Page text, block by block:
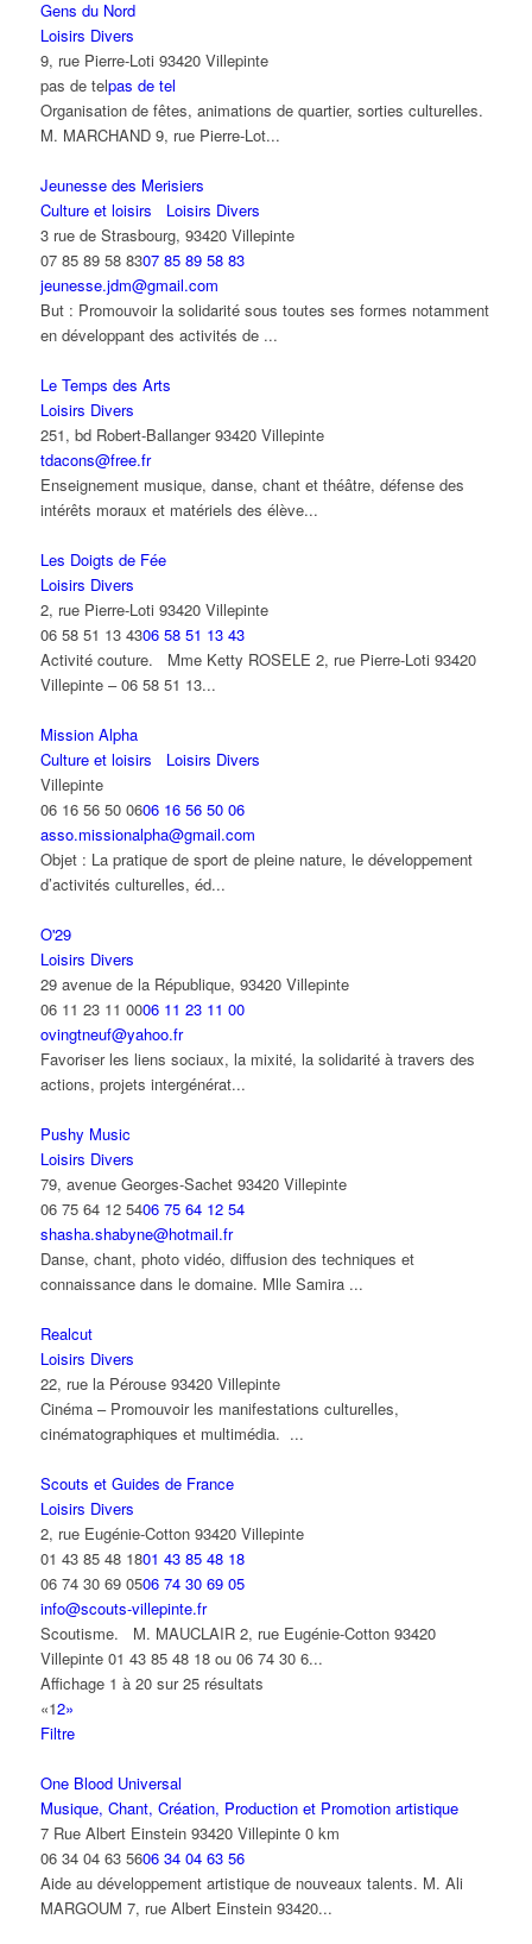
Gens du Nord
Loisirs Divers
9, rue Pierre-Loti 93420 Villepinte
pas de telpas de tel
Organisation de fêtes, animations de quartier, sorties culturelles.
M. MARCHAND 9, rue Pierre-Lot...
Jeunesse des Merisiers
Culture et loisirs
Loisirs Divers
3 rue de Strasbourg, 93420 Villepinte
07 85 89 58 8307 85 89 58 83
jeunesse.jdm@gmail.com
But : Promouvoir la solidarité sous toutes ses formes notamment
en développant des activités de ...
Le Temps des Arts
Loisirs Divers
251, bd Robert-Ballanger 93420 Villepinte
tdacons@free.fr
Enseignement musique, danse, chant et théâtre, défense des
intérêts moraux et matériels des élève...
Les Doigts de Fée
Loisirs Divers
2, rue Pierre-Loti 93420 Villepinte
06 58 51 13 4306 58 51 13 43
Activité couture. Mme Ketty ROSELE 2, rue Pierre-Loti 93420
Villepinte – 06 58 51 13...
Mission Alpha
Culture et loisirs
Loisirs Divers
Villepinte
06 16 56 50 0606 16 56 50 06
asso.missionalpha@gmail.com
Objet : La pratique de sport de pleine nature, le développement
d’activités culturelles, éd...
O'29
Loisirs Divers
29 avenue de la République, 93420 Villepinte
06 11 23 11 0006 11 23 11 00
ovingtneuf@yahoo.fr
Favoriser les liens sociaux, la mixité, la solidarité à travers des
actions, projets intergénérat...
Pushy Music
Loisirs Divers
79, avenue Georges-Sachet 93420 Villepinte
06 75 64 12 5406 75 64 12 54
shasha.shabyne@hotmail.fr
Danse, chant, photo vidéo, diffusion des techniques et
connaissance dans le domaine. Mlle Samira ...
Realcut
Loisirs Divers
22, rue la Pérouse 93420 Villepinte
Cinéma – Promouvoir les manifestations culturelles,
cinématographiques et multimédia. ...
Scouts et Guides de France
Loisirs Divers
2, rue Eugénie-Cotton 93420 Villepinte
01 43 85 48 1801 43 85 48 18
06 74 30 69 0506 74 30 69 05
info@scouts-villepinte.fr
Scoutisme. M. MAUCLAIR 2, rue Eugénie-Cotton 93420
Villepinte 01 43 85 48 18 ou 06 74 30 6...
Affichage 1 à 20 sur 25 résultats
«12»
Filtre
One Blood Universal
Musique, Chant, Création, Production et Promotion artistique
7 Rue Albert Einstein 93420 Villepinte 0 km
06 34 04 63 5606 34 04 63 56
Aide au développement artistique de nouveaux talents. M. Ali
MARGOUM 7, rue Albert Einstein 93420...